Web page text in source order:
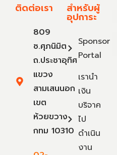
ติดต่อเรา
809
ซ.ศุภนิมิต
ถ.ประชาอุทิศ
แขวง
สามเสนนอก
เขต
ห้วยขวาง
กทม 10310
สำหรับผู้
อุปการะ
Sponsor
Portal
เรานำ
เงิน
บริจาค
ไป
ดำเนิน
งาน